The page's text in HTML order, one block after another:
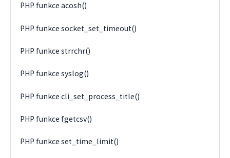
PHP funkce acosh()
PHP funkce socket_set_timeout()
PHP funkce strrchr()
PHP funkce syslog()
PHP funkce cli_set_process_title()
PHP funkce fgetcsv()
PHP funkce set_time_limit()